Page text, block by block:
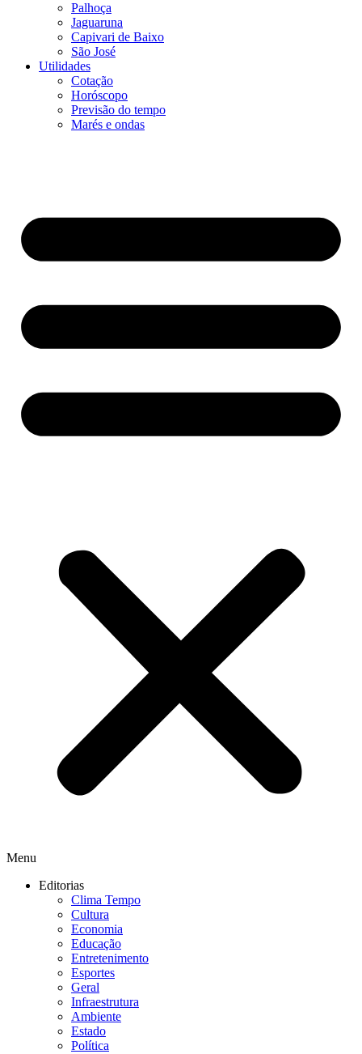
Palhoça
Jaguaruna
Capivari de Baixo
São José
Utilidades
Cotação
Horóscopo
Previsão do tempo
Marés e ondas
Menu
Editorias
Clima Tempo
Cultura
Economia
Educação
Entretenimento
Esportes
Geral
Infraestrutura
Ambiente
Estado
Política